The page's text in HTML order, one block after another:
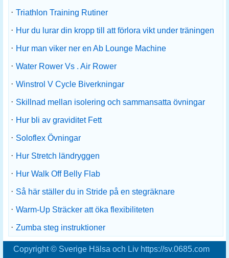
· Triathlon Training Rutiner
· Hur du lurar din kropp till att förlora vikt under träningen
· Hur man viker ner en Ab Lounge Machine
· Water Rower Vs . Air Rower
· Winstrol V Cycle Biverkningar
· Skillnad mellan isolering och sammansatta övningar
· Hur bli av graviditet Fett
· Soloflex Övningar
· Hur Stretch ländryggen
· Hur Walk Off Belly Flab
· Så här ställer du in Stride på en stegräknare
· Warm-Up Sträcker att öka flexibiliteten
· Zumba steg instruktioner
Copyright © Sverige Hälsa och Liv https://sv.0685.com